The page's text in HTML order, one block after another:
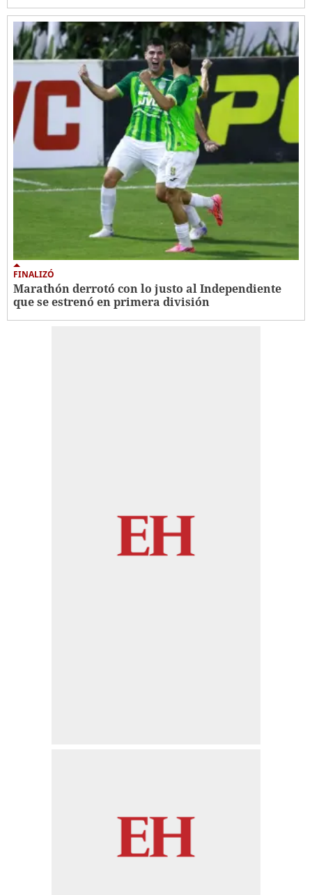
FINALIZÓ
Marathón derrotó con lo justo al Independiente
que se estrenó en primera división